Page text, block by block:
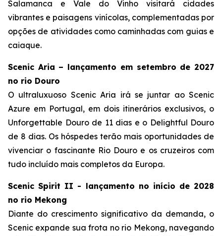
Salamanca e Vale do Vinho visitará cidades
vibrantes e paisagens vinícolas, complementadas por
opções de atividades como caminhadas com guias e
caiaque.
Scenic Aria – lançamento em setembro de 2027
no rio Douro
O ultraluxuoso Scenic Aria irá se juntar ao Scenic
Azure em Portugal, em dois itinerários exclusivos, o
Unforgettable Dourode 11 dias e o Delightful Douro
de 8 dias. Os hóspedes terão mais oportunidades de
vivenciar o fascinante Rio Douro e os cruzeiros com
tudo incluído mais completos da Europa.
Scenic Spirit II - lançamento no início de 2028
no rio Mekong
Diante do crescimento significativo da demanda, o
Scenic expande sua frota no rio Mekong, navegando